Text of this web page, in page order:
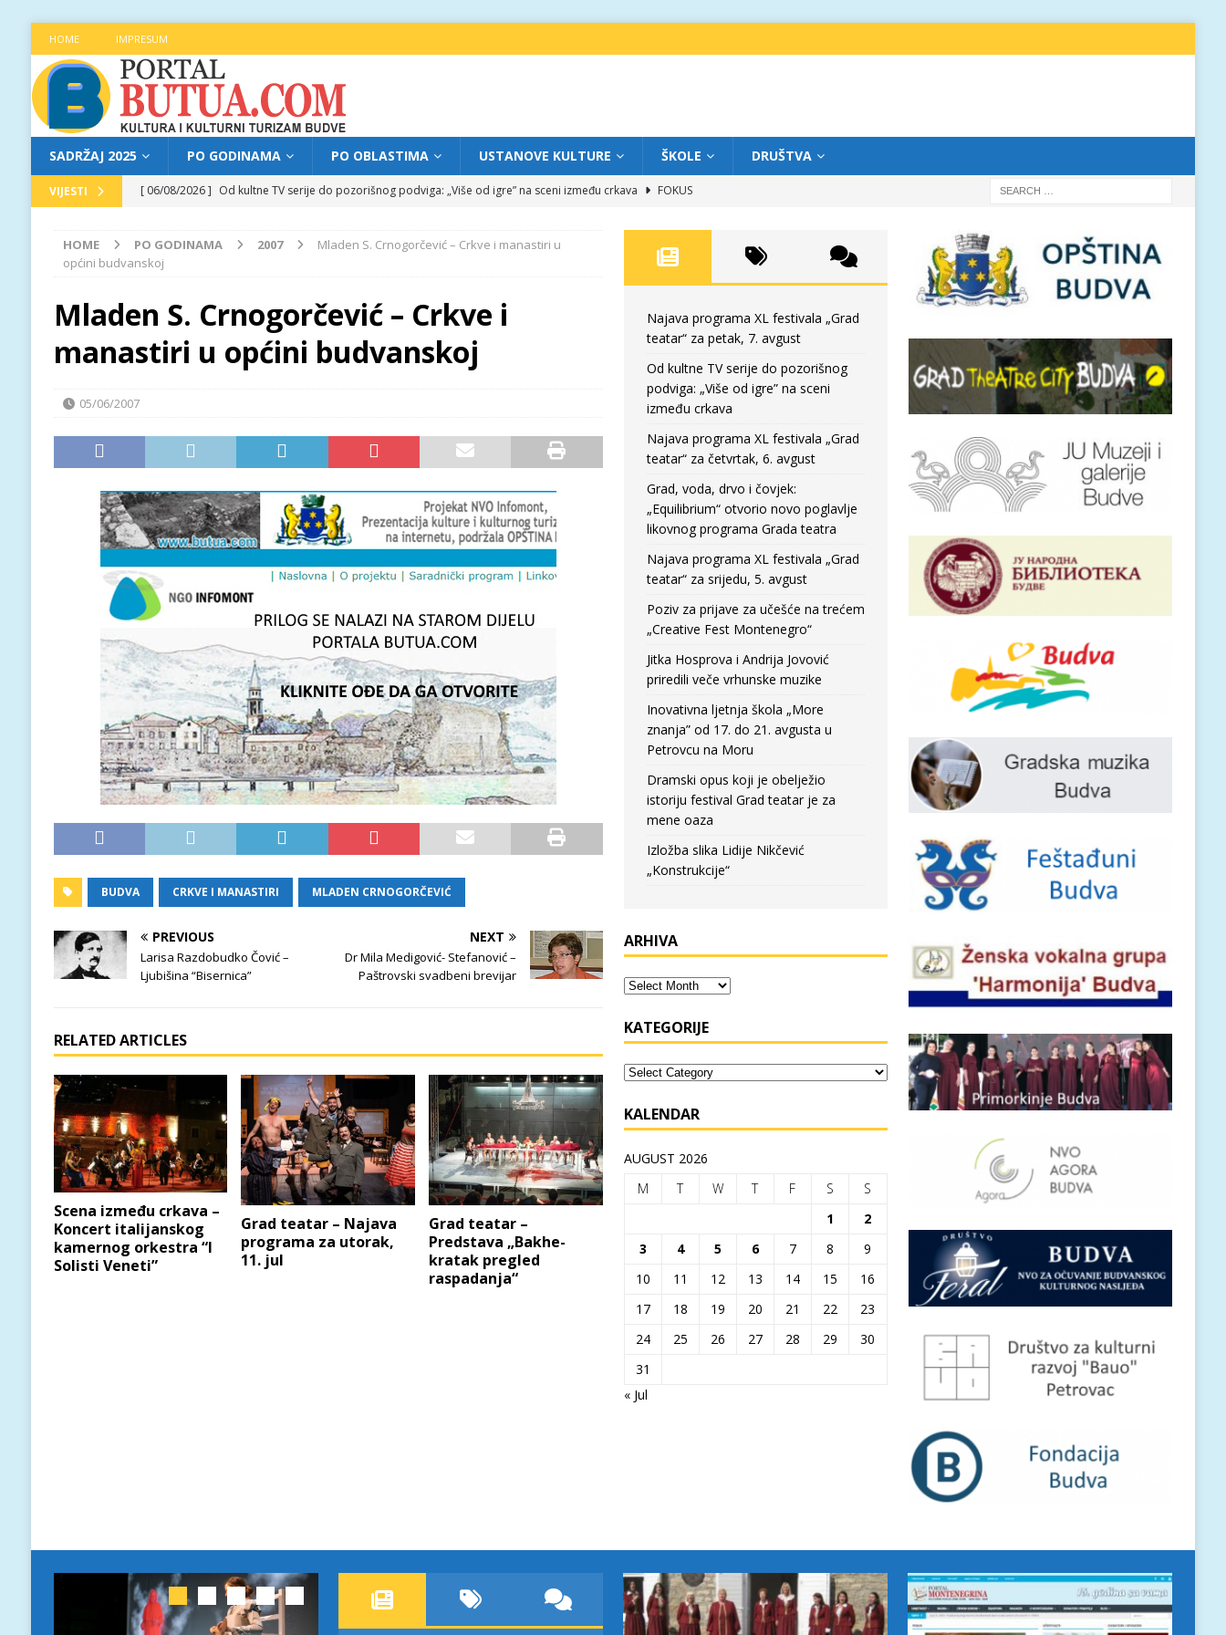
HOME IMPRESUM
SADRŽAJ 2025 PO GODINAMA PO OBLASTIMA USTANOVE KULTURE ŠKOLE DRUŠTVA
VIJESTI [ 06/08/2026 ] Od kultne TV serije do pozorišnog podviga: „Više od igre” na sceni između crkava
FOKUS
[ 05/08/2026 ] Grad, voda, drvo i čovjek: „Equilibrium“ otvorio novo poglavlje likovnog programa Grada teatra
FOKUS
[ 06/08/2026 ] Najava programa XL festivala „Grad teatar“ za petak, 7. avgust
HOME PO GODINAMA 2007
Mladen S. Crnogorčević – Crkve i manastiri u
općini budvanskoj
Mladen S. Crnogorčević – Crkve i
manastiri u općini budvanskoj
05/06/2007
BUDVA CRKVE I MANASTIRI MLADEN CRNOGORČEVIĆ
PREVIOUS
Larisa Razdobudko Čović –
Ljubišina “Bisernica”
NEXT
Dr Mila Medigović- Stefanović –
Paštrovski svadbeni brevijar
RELATED ARTICLES
Scena između crkava –
Koncert italijanskog
kamernog orkestra “I
Solisti Veneti”
Grad teatar – Najava
programa za utorak,
11. jul
Grad teatar –
Predstava „Bakhe-
kratak pregled
raspadanja“
Najava programa XL festivala „Grad
teatar“ za petak, 7. avgust
Od kultne TV serije do pozorišnog
podviga: „Više od igre” na sceni
između crkava
Najava programa XL festivala „Grad
teatar“ za četvrtak, 6. avgust
Grad, voda, drvo i čovjek:
„Equilibrium“ otvorio novo poglavlje
likovnog programa Grada teatra
Najava programa XL festivala „Grad
teatar“ za srijedu, 5. avgust
Poziv za prijave za učešće na trećem
„Creative Fest Montenegro“
Jitka Hosprova i Andrija Jovović
priredili veče vrhunske muzike
Inovativna ljetnja škola „More
znanja” od 17. do 21. avgusta u
Petrovcu na Moru
Dramski opus koji je obelježio
istoriju festival Grad teatar je za
mene oaza
Izložba slika Lidije Nikčević
„Konstrukcije“
ARHIVA
KATEGORIJE
KALENDAR
AUGUST 2026
M
T W T F S
S
1
2
3
4 5 6 7 8
9
10
11 12 13 14 15
16
17
18 19 20 21 22
23
24
25 26 27 28 29
30
31
« Jul